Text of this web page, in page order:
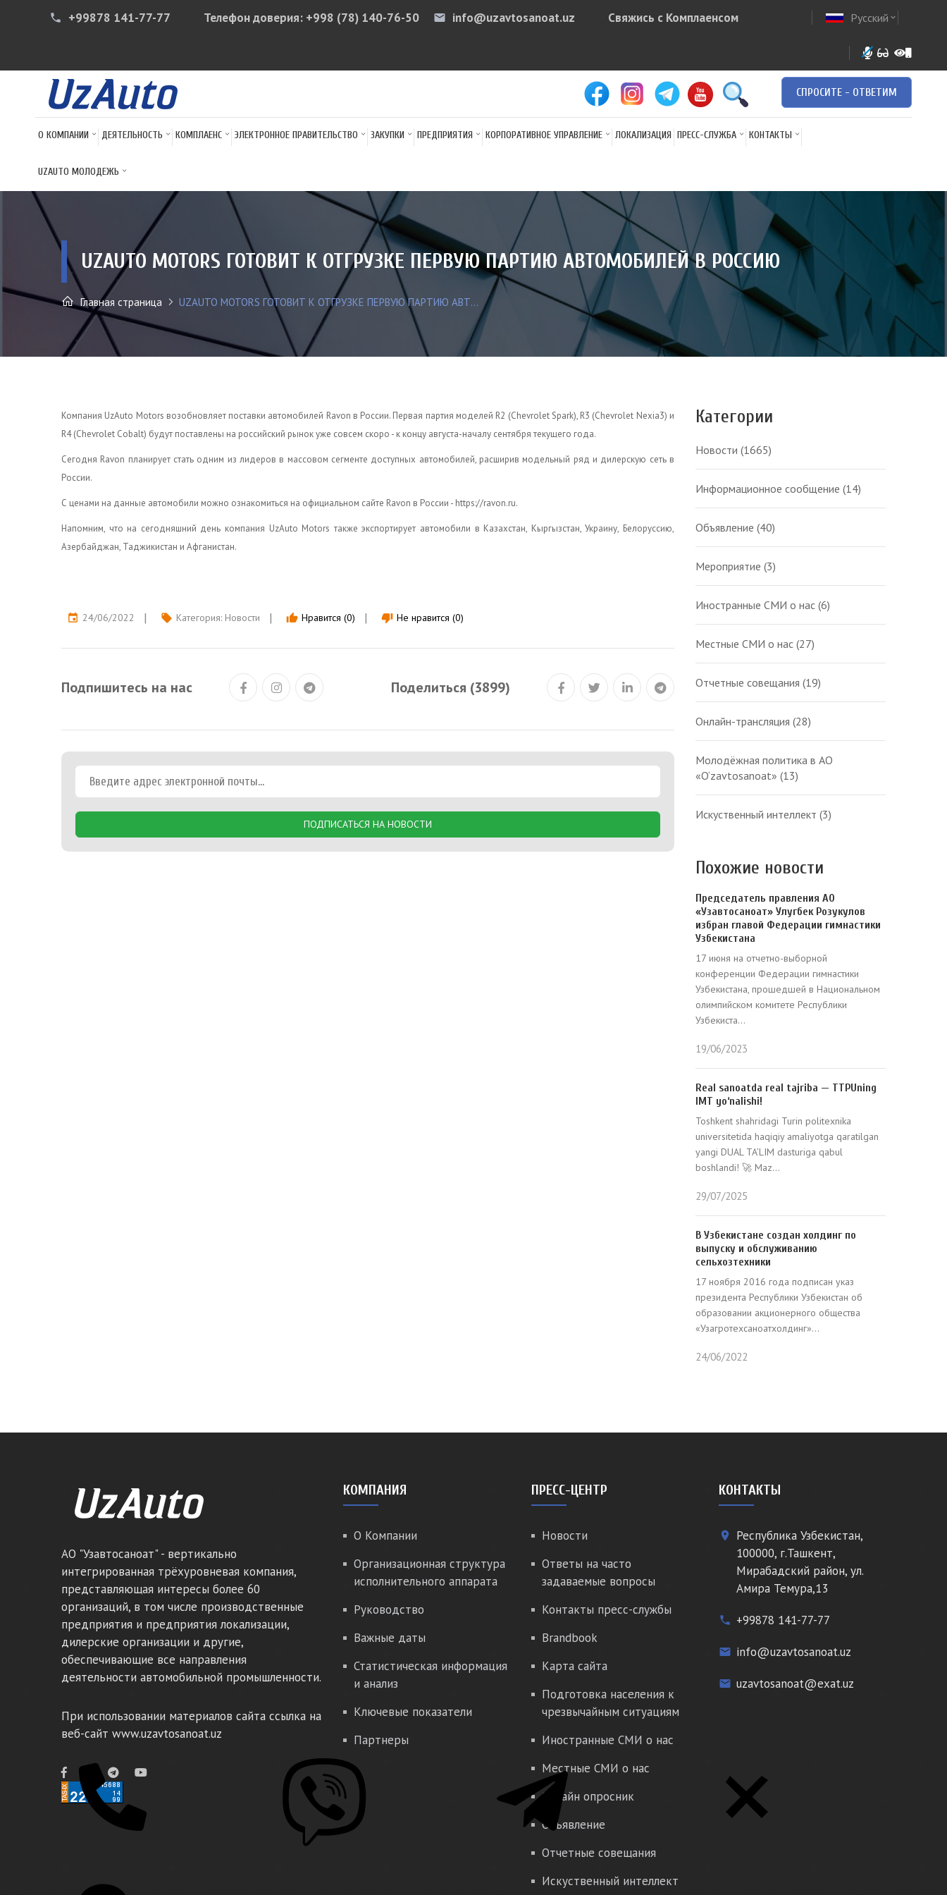
phone +99878 141-77-77 Телефон доверия: +998 (78) 140-76-50 email info@uzavtosanoat.uz arrow
Свяжись с Комплаенсом Русский expand_more
СПРОСИТЕ - ОТВЕТИМ
О КОМПАНИИ ДЕЯТЕЛЬНОСТЬ КОМПЛАЕНС ЭЛЕКТРОННОЕ ПРАВИТЕЛЬСТВО ЗАКУПКИ ПРЕДПРИЯТИЯ КОРПОРАТИВНОЕ УПРАВЛЕНИЕ ЛОКАЛИЗАЦИЯ ПРЕСС-СЛУЖБА КОНТАКТЫ
UZAUTO МОЛОДЕЖЬ
UZAUTO MOTORS ГОТОВИТ К ОТГРУЗКЕ ПЕРВУЮ ПАРТИЮ АВТОМОБИЛЕЙ В РОССИЮ
Главная страница UZAUTO MOTORS ГОТОВИТ К ОТГРУЗКЕ ПЕРВУЮ ПАРТИЮ АВТ...
Компания UzAuto Motors возобновляет поставки автомобилей Ravon в России. Первая партия моделей R2 (Chevrolet Spark), R3 (Chevrolet Nexia3) и
R4 (Chevrolet Cobalt) будут поставлены на российский рынок уже совсем скоро - к концу августа-началу сентября текущего года.
Сегодня Ravon планирует стать одним из лидеров в массовом сегменте доступных автомобилей, расширив модельный ряд и дилерскую сеть в
России.
С ценами на данные автомобили можно ознакомиться на официальном сайте Ravon в России - https://ravon.ru.
Напомним, что на сегодняшний день компания UzAuto Motors также экспортирует автомобили в Казахстан, Кыргызстан, Украину, Белоруссию,
Азербайджан, Таджикистан и Афганистан.
event 24/06/2022 local_offer Категория: Новости thumb_up Нравится (0) thumb_down Не нравится (0)
Подпишитесь на нас Поделиться (3899)
ПОДПИСАТЬСЯ НА НОВОСТИ
Категории
Новости (1665)
Информационное сообщение (14)
Объявление (40)
Мероприятие (3)
Иностранные СМИ о нас (6)
Местные СМИ о нас (27)
Отчетные совещания (19)
Онлайн-трансляция (28)
Молодёжная политика в АО
«O‘zavtosanoat» (13)
Искуственный интеллект (3)
Похожие новости
Председатель правления АО
«Узавтосаноат» Улугбек Розукулов
избран главой Федерации гимнастики
Узбекистана
17 июня на отчетно-выборной
конференции Федерации гимнастики
Узбекистана, прошедшей в Национальном
олимпийском комитете Республики
Узбекиста...
19/06/2023
Real sanoatda real tajriba — TTPUning
IMT yo‘nalishi!
Toshkent shahridagi Turin politexnika
universitetida haqiqiy amaliyotga qaratilgan
yangi DUAL TA’LIM dasturiga qabul
boshlandi! 🚀 Maz...
29/07/2025
В Узбекистане создан холдинг по
выпуску и обслуживанию
сельхозтехники
17 ноября 2016 года подписан указ
президента Республики Узбекистан об
образовании акционерного общества
«Узагротехсаноатхолдинг»...
24/06/2022
АО "Узавтосаноат" - вертикально
интегрированная трёхуровневая компания,
представляющая интересы более 60
организаций, в том числе производственные
предприятия и предприятия локализации,
дилерские организации и другие,
обеспечивающие все направления
деятельности автомобильной промышленности.
При использовании материалов сайта ссылка на
веб-сайт www.uzavtosanoat.uz
КОМПАНИЯ
О Компании
Организационная структура
исполнительного аппарата
Руководство
Важные даты
Статистическая информация
и анализ
Ключевые показатели
Партнеры
ПРЕСС-ЦЕНТР
Новости
Ответы на часто
задаваемые вопросы
Контакты пресс-службы
Brandbook
Карта сайта
Подготовка населения к
чрезвычайным ситуациям
Иностранные СМИ о нас
Местные СМИ о нас
Онлайн опросник
Объявление
Отчетные совещания
Искуственный интеллект
КОНТАКТЫ
place
Республика Узбекистан,
100000, г.Ташкент,
Мирабадский район, ул.
Амира Темура,13
phone +99878 141-77-77
email info@uzavtosanoat.uz
email uzavtosanoat@exat.uz